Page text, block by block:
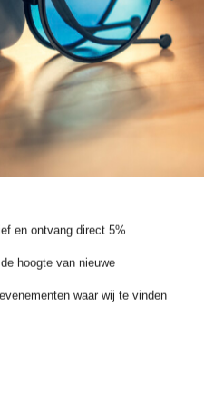
SÉ ASOMBRADO
€199,00
en ontvang direct 5%
hoogte van nieuwe
waar wij te vinden